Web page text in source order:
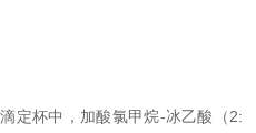
杯中，加酸氯甲烷-冰乙酸（2: